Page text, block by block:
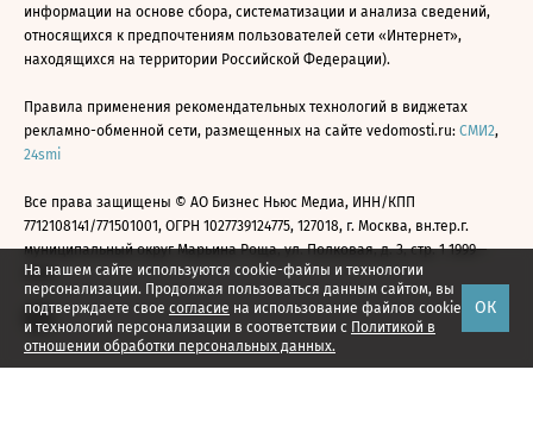
На нашем сайте используются cookie-файлы и технологии
персонализации. Продолжая пользоваться данным сайтом, вы
подтверждаете свое согласие на использование файлов cookie
и технологий персонализации в соответствии с Политикой в
отношении обработки персональных данных.
ОК
информации на основе сбора, систематизации и анализа сведений,
относящихся к предпочтениям пользователей сети «Интернет»,
находящихся на территории Российской Федерации).
Правила применения рекомендательных технологий в виджетах
рекламно-обменной сети, размещенных на сайте vedomosti.ru: СМИ2,
24smi
Все права защищены © АО Бизнес Ньюс Медиа, ИНН/КПП
7712108141/771501001, ОГРН 1027739124775, 127018, г. Москва, вн.тер.г.
муниципальный округ Марьина Роща, ул. Полковая, д. 3, стр. 1 1999—
2026